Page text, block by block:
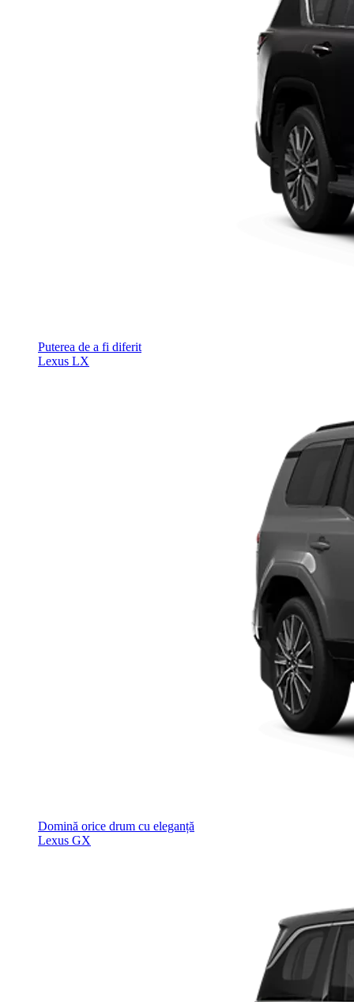
Puterea de a fi diferit
Lexus LX
Domină orice drum cu eleganță
Lexus GX